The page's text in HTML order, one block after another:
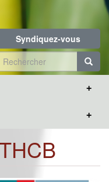
Syndiquez-vous